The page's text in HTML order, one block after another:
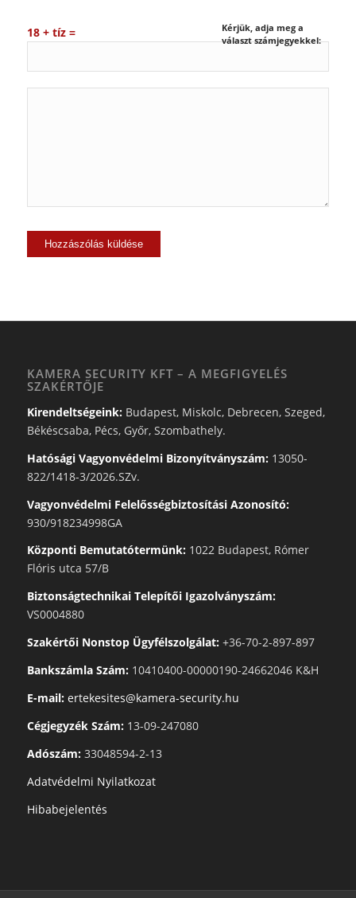
Kérjük, adja meg a
választ számjegyekkel:
18 + tíz =
KAMERA SECURITY KFT – A MEGFIGYELÉS
SZAKÉRTŐJE
Kirendeltségeink:Budapest, Miskolc, Debrecen, Szeged,
Békéscsaba, Pécs, Győr, Szombathely.
Hatósági Vagyonvédelmi Bizonyítványszám:13050-
822/1418-3/2026.SZv.
Vagyonvédelmi Felelősségbiztosítási Azonosító:
930/918234998GA
Központi Bemutatótermünk:1022 Budapest, Rómer
Flóris utca 57/B
Biztonságtechnikai Telepítői Igazolványszám:
VS0004880
Szakértői Nonstop Ügyfélszolgálat:+36-70-2-897-897
Bankszámla Szám:10410400-00000190-24662046 K&H
E-mail: ertekesites@kamera-security.hu
Cégjegyzék Szám:13-09-247080
Adószám:33048594-2-13
Adatvédelmi Nyilatkozat
Hibabejelentés